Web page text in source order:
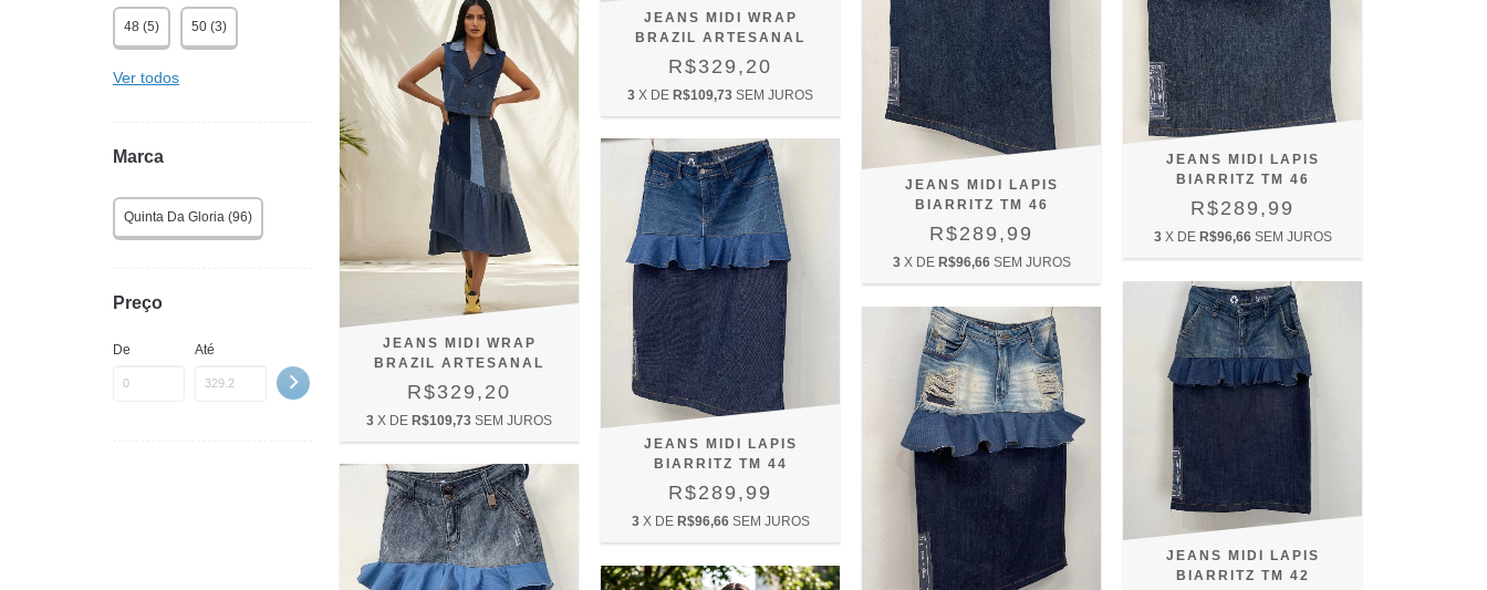
48 (5) 50 (3)
Ver todos
Marca
Quinta Da Gloria (96)
Preço
De Até
JEANS MIDI WRAP
BRAZIL ARTESANAL
R$329,20
3 X DER$109,73 SEM JUROS
JEANS MIDI WRAP
BRAZIL ARTESANAL
R$329,20
3 X DE R$109,73 SEM JUROS
JEANS MIDI LAPIS
BIARRITZ TM 46
R$289,99
3 X DE R$96,66 SEM JUROS
JEANS MIDI LAPIS
BIARRITZ TM 46
R$289,99
3 X DE R$96,66 SEM JUROS
JEANS MIDI LAPIS
BIARRITZ TM 44
R$289,99
3 X DE R$96,66 SEM JUROS
JEANS MIDI LAPIS
BIARRITZ TM 42